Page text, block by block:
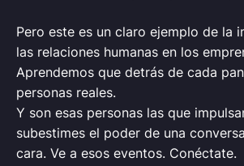
Pero este es un claro ejemplo de la
las relaciones humanas en los
Aprendemos que detrás de cada
personas reales.
Y son esas personas las que
subestimes el poder de una
cara. Ve a esos eventos. Conéctate.